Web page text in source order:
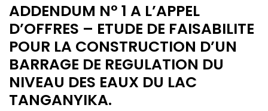
ADDENDUM N° 1 A L’APPEL
D’OFFRES – ETUDE DE FAISABILITE
POUR LA CONSTRUCTION D’UN
BARRAGE DE REGULATION DU
NIVEAU DES EAUX DU LAC
TANGANYIKA.